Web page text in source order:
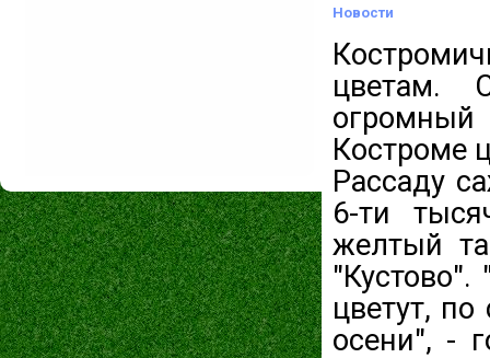
Новости
цветам.
Костроме
Рассаду
6-ти
желтый
цветут,
осени", -